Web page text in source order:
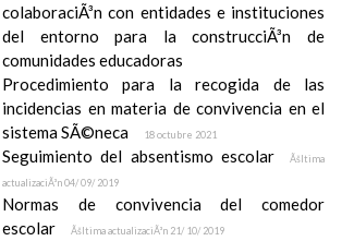
colaboraciÃ³n con entidades e instituciones
del entorno para la construcciÃ³n de
comunidades educadoras
Procedimiento para la recogida de las
incidencias en materia de convivencia en el
sistema SÃ©neca
18 octubre 2021
Seguimiento del absentismo escolar
Ãšltima
actualizaciÃ³n 04/ 09/ 2019
Normas de convivencia del comedor
escolar
Ãšltima actualizaciÃ³n 21/ 10/ 2019